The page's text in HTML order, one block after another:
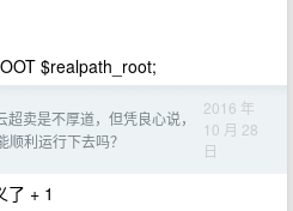
$realpath_root;
超卖是不厚道，但凭良心说，
利运行下去吗？
2016 年
10 月 28
日
了 + 1